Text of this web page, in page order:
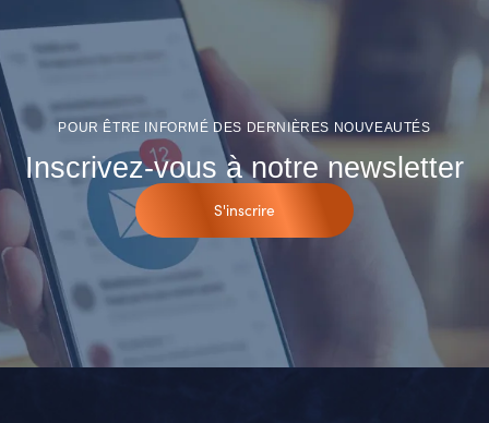
POUR ÊTRE INFORMÉ DES DERNIÈRES NOUVEAUTÉS
Inscrivez-vous à notre newsletter
S'inscrire